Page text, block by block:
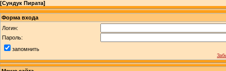
[Сундук Пирата]
Форма входа
Логин:
Пароль:
запомнить